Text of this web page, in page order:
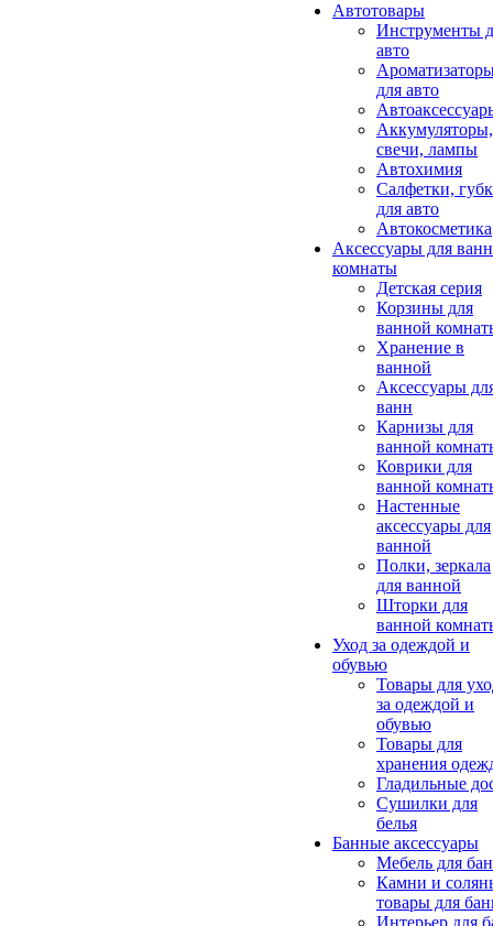
Автотовары
Инструменты
авто
для авто
Аккумуляторы,
свечи, лампы
Автохимия
Салфетки,
для авто
Автокосметика
Аксессуары для
комнаты
Детская серия
Корзины для
ванной
Хранение в
ванной
Аксессуары
ванн
Карнизы для
ванной
Коврики для
ванной
Настенные
аксессуары для
ванной
Полки, зеркала
для ванной
Шторки для
ванной
Уход за одеждой и
обувью
Товары для
за одеждой и
обувью
Товары для
хранения
Гладильные
Сушилки для
белья
Банные аксессуары
Мебель для
Камни и
товары для
Интерьер для